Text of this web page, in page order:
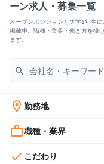
ーン求人・募集一覧
オープンポジションと大学1年生
掲載中。職種・業界・働き方を掛
ます。
search
location_on 勤務地
work_outline職種・業界
check こだわり